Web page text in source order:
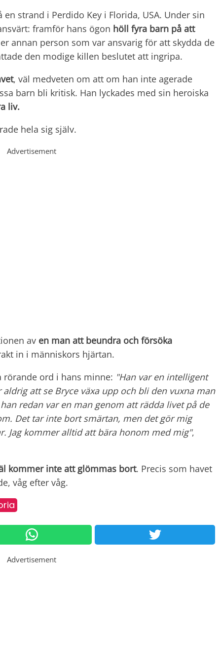
en strand i Perdido Key i Florida, USA. Under sin
framför hans ögon höll fyra barn på att
annan person som var ansvarig för att skydda de
den modige killen beslutet att ingripa.
, väl medveten om att om han inte agerade
barn bli kritisk. Han lyckades med sin heroiska
liv.
hela sig själv.
Advertisement
av en man att beundra och försöka
in i människors hjärtan.
rörande ord i hans minne: "Han var en intelligent
att se Bryce växa upp och bli den vuxna man
redan var en man genom att rädda livet på de
Det tar inte bort smärtan, men det gör mig
Jag kommer alltid att bära honom med mig",
kommer inte att glömmas bort. Precis som havet
våg efter våg.
Advertisement